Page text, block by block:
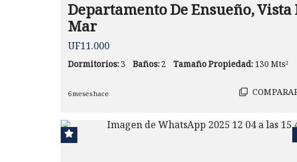
Departamento De Ensueño,
Mar
UF11.000
Dormitorios:3 Baños:2 Tamaño Propiedad:130 Mts²
6 meses hace